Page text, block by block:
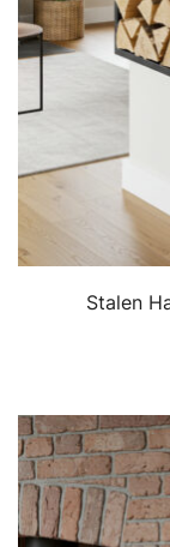
Stalen